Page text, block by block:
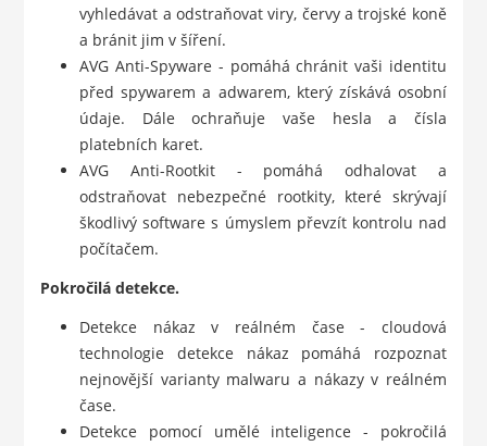
vyhledávat a odstraňovat viry, červy a trojské koně
a bránit jim v šíření.
AVG Anti-Spyware - pomáhá chránit vaši identitu
před spywarem a adwarem, který získává osobní
údaje. Dále ochraňuje vaše hesla a čísla
platebních karet.
AVG Anti-Rootkit - pomáhá odhalovat a
odstraňovat nebezpečné rootkity, které skrývají
škodlivý software s úmyslem převzít kontrolu nad
počítačem.
Pokročilá detekce.
Detekce nákaz v reálném čase - cloudová
technologie detekce nákaz pomáhá rozpoznat
nejnovější varianty malwaru a nákazy v reálném
čase.
Detekce pomocí umělé inteligence - pokročilá